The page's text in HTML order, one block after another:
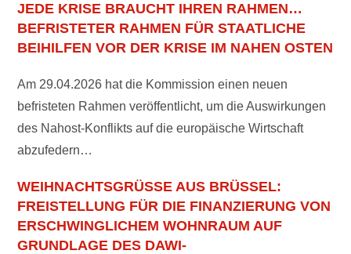
JEDE KRISE BRAUCHT IHREN RAHMEN…
BEFRISTETER RAHMEN FÜR STAATLICHE
BEIHILFEN VOR DER KRISE IM NAHEN OSTEN
Am 29.04.2026 hat die Kommission einen neuen
befristeten Rahmen veröffentlicht, um die Auswirkungen
des Nahost-Konflikts auf die europäische Wirtschaft
abzufedern…
WEIHNACHTSGRÜSSE AUS BRÜSSEL: F
REISTELLUNG FÜR DIE FINANZIERUNG VON E
RSCHWINGLICHEM WOHNRAUM AUF G
RUNDLAGE DES DAWI-F